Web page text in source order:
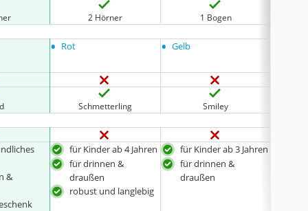
2 Hörner 1 Bogen
• Rot • Gelb
Schmetterling Smiley
&
für Kinder ab 4 Jahren
für drinnen &
draußen
robust und langlebig
für Kinder ab 3 Jahren
für drinnen &
draußen